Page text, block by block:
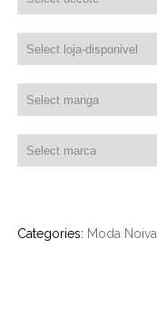
Categories: Moda Noiva